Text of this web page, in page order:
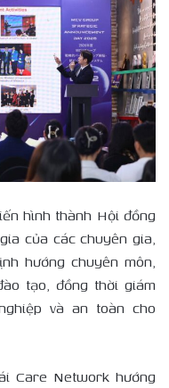
hình thành Hội đồng
của các chuyên gia,
hướng chuyên môn,
tạo, đồng thời giám
và an toàn cho
Care Network hướng